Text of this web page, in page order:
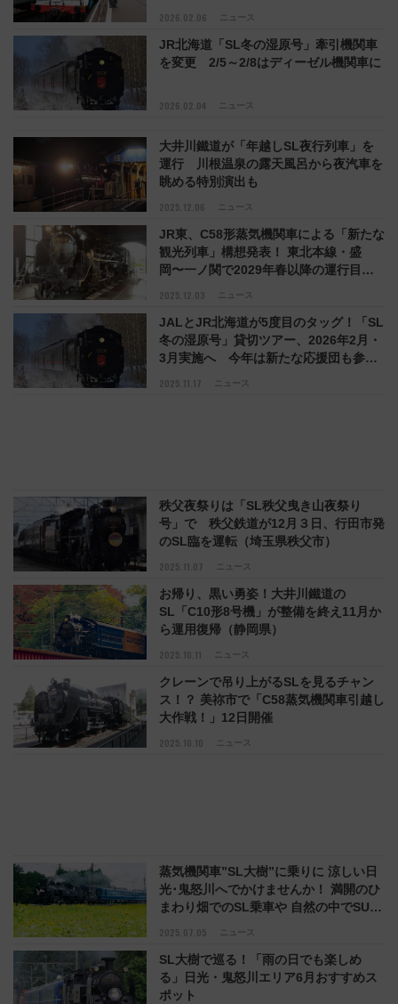
2026.02.06 ニュース
2026.02.04 ニュース
JR北海道「SL冬の湿原号」牽引機関車
を変更 2/5～2/8はディーゼル機関車に
2025.12.06 ニュース
大井川鐵道が「年越しSL夜行列車」を
運行 川根温泉の露天風呂から夜汽車を
眺める特別演出も
2025.12.03 ニュース
JR東、C58形蒸気機関車による「新たな
観光列車」構想発表！ 東北本線・盛
岡〜一ノ関で2029年春以降の運行目指
2025.11.17 ニュース
JALとJR北海道が5度目のタッグ！「SL
冬の湿原号」貸切ツアー、2026年2月・
3月実施へ 今年は新たな応援団も参
2025.11.07 ニュース
秩父夜祭りは「SL秩父曳き山夜祭り
号」で 秩父鉄道が12月３日、行田市発
のSL臨を運転（埼玉県秩父市）
2025.10.11 ニュース
お帰り、黒い勇姿！大井川鐵道の
SL「C10形8号機」が整備を終え11月か
ら運用復帰（静岡県）
2025.10.10 ニュース
クレーンで吊り上がるSLを見るチャン
ス！？ 美祢市で「C58蒸気機関車引越し
大作戦！」12日開催
2025.07.05 ニュース
蒸気機関車”SL大樹”に乗りに 涼しい日
光･鬼怒川へでかけませんか！ 満開のひ
まわり畑でのSL乗車や 自然の中でSUP
SL大樹で巡る！「雨の日でも楽しめ
る」日光・鬼怒川エリア6月おすすめス
ポット